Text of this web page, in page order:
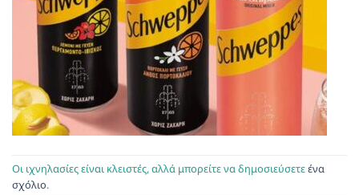
Οι ιχνηλασίες είναι κλειστές, αλλά μπορείτε να δημοσιεύσετεένα
σχόλιο.